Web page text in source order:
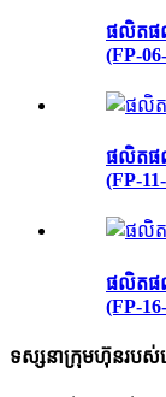
ផលិតផ
(FP-
ផលិតផ
(FP-
ផលិតផ
(FP-
ទស្សនាក្រុមហ៊ុនរបស់